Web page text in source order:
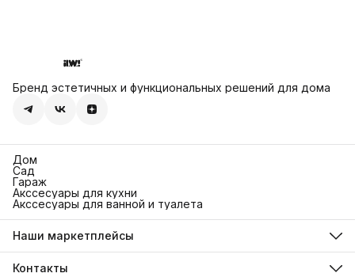
Бренд эстетичных и функциональных решений для дома
Дом
Сад
Гараж
Акссесуары для кухни
Акссесуары для ванной и туалета
Наши маркетплейсы
Ozon
Яндекс Маркет
Контакты